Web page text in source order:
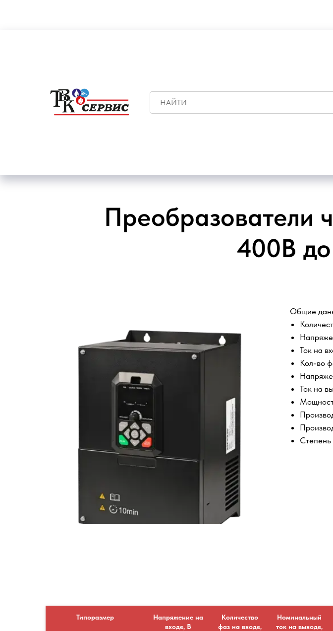
Преобразователи
400В
Общие
Ток на
Кол-во
Ток на
Типоразмер
Напряжение на
входе, В
Количество
фаз на входе,
Номинальный
ток на выходе,